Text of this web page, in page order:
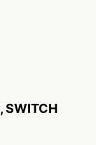
,SWITCH